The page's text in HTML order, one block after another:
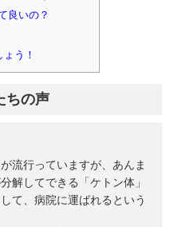
良いの？
う！
ちの声
流行っていますが、あんま
解してできる「ケトン体」
て、病院に運ばれるという